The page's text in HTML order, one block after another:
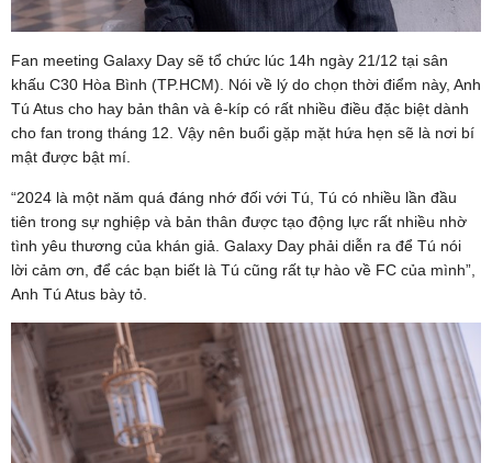
Fan meeting Galaxy Day sẽ tổ chức lúc 14h ngày 21/12 tại sân
khấu C30 Hòa Bình (TP.HCM). Nói về lý do chọn thời điểm này, Anh
Tú Atus cho hay bản thân và ê-kíp có rất nhiều điều đặc biệt dành
cho fan trong tháng 12. Vậy nên buổi gặp mặt hứa hẹn sẽ là nơi bí
mật được bật mí.
“2024 là một năm quá đáng nhớ đối với Tú, Tú có nhiều lần đầu
tiên trong sự nghiệp và bản thân được tạo động lực rất nhiều nhờ
tình yêu thương của khán giả. Galaxy Day phải diễn ra để Tú nói
lời cảm ơn, để các bạn biết là Tú cũng rất tự hào về FC của mình”,
Anh Tú Atus bày tỏ.